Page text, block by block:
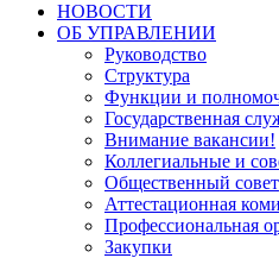
НОВОСТИ
ОБ УПРАВЛЕНИИ
Руководство
Структура
Функции и
Государственная
Внимание вакансии!
Коллегиальные и
Общественный совет
Аттестационная
Профессиональная
Закупки